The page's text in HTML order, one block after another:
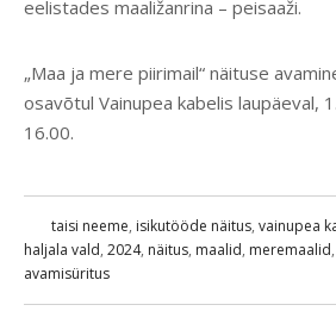
eelistades maaližanrina – peisaaži.
„Maa ja mere piirimail“ näituse
osavõtul Vainupea kabelis laupäeval,
16.00.
taisi neeme, isikutööde näitus, vainupea
haljala vald, 2024, näitus, maalid, meremaalid,
avamisüritus